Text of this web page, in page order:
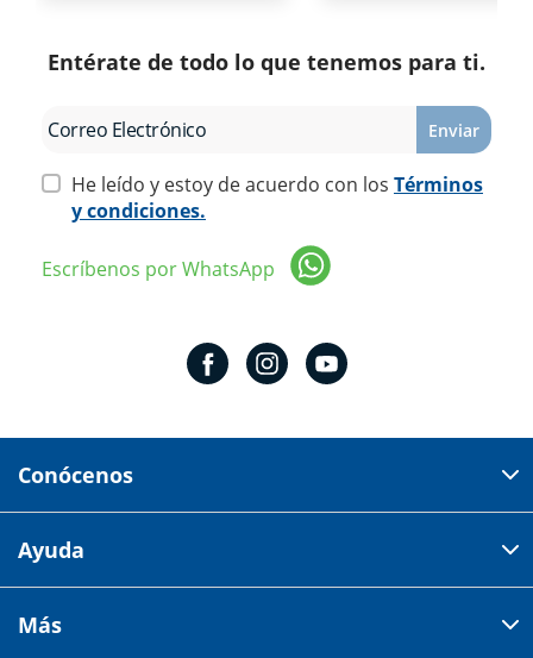
Entérate de todo lo que tenemos para ti.
Enviar
He leído y estoy de acuerdo con los Términos
y condiciones.
Escríbenos por WhatsApp
Conócenos
Av 18 de marzo # 309. Colonia la Nogalera.
Tiendas
Ayuda
Más